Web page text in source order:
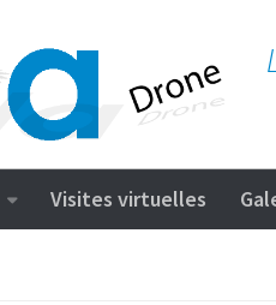
Visites virtuelles